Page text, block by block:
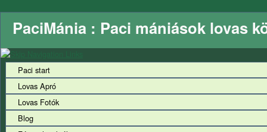
PaciMánia : Paci mániások lovas
Paci start
Lovas Apró
Lovas Fotók
Blog